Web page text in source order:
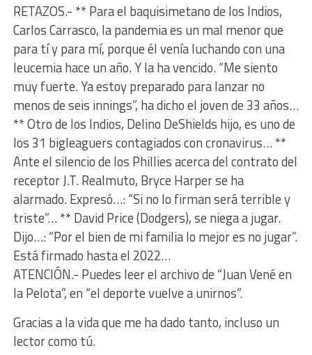
RETAZOS.- ** Para el baquisimetano de los Indios,
Carlos Carrasco, la pandemia es un mal menor que
para tí y para mí, porque él venía luchando con una
leucemia hace un año. Y la ha vencido. “Me siento
muy fuerte. Ya estoy preparado para lanzar no
menos de seis innings”, ha dicho el joven de 33 años…
** Otro de los Indios, Delino DeShields hijo, es uno de
los 31 bigleaguers contagiados con cronavirus… **
Ante el silencio de los Phillies acerca del contrato del
receptor J.T. Realmuto, Bryce Harper se ha
alarmado. Expresó…: “Si no lo firman será terrible y
triste”… ** David Price (Dodgers), se niega a jugar.
Dijo…: “Por el bien de mi familia lo mejor es no jugar”.
Está firmado hasta el 2022…
ATENCIÓN.- Puedes leer el archivo de “Juan Vené en
la Pelota”, en “el deporte vuelve a unirnos”.
Gracias a la vida que me ha dado tanto, incluso un
lector como tú.